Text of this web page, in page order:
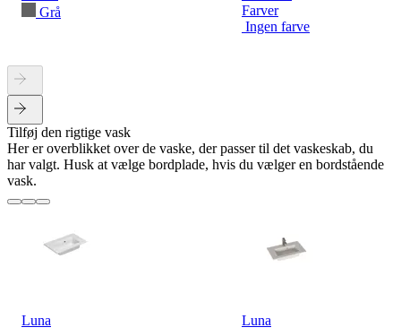
Grå
Farver
Ingen farve
Tilføj den rigtige vask
Her er overblikket over de vaske, der passer til det vaskeskab, du
har valgt. Husk at vælge bordplade, hvis du vælger en bordstående
vask.
Luna
Luna